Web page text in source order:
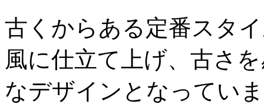
古くからある定番スタ
風に仕立て上げ、古さ
なデザインとなってい